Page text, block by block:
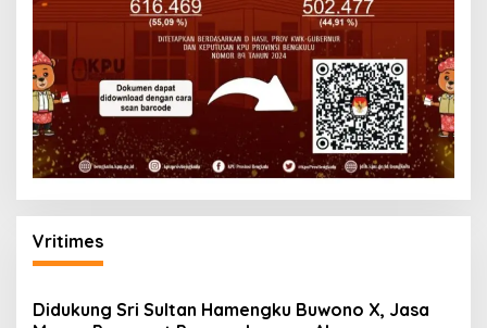
Vritimes
Didukung Sri Sultan Hamengku Buwono X, Jasa